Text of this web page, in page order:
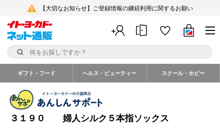
【大切なお知らせ】ご登録情報の継続利用に関するお願い
ギフト・フード ヘルス・ビューティー スクール・ホビー
３１９０ 婦人シルク５本指ソックス